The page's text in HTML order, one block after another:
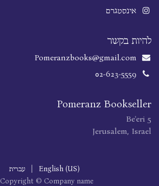
אינסטגרם
להיות בקשר
Pomeranzbooks@gmail.com
02-623-5559
Pomeranz Bookseller
Be'eri 5
Jerusalem, Israel
Copyright © Company name
English (US) עברית